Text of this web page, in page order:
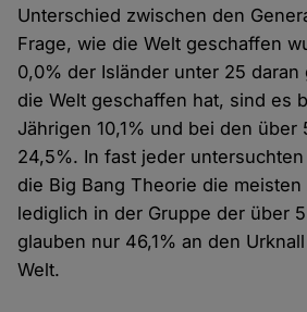
Unterschied zwischen den
Frage, wie die Welt geschaffen
0,0% der Isländer unter 25 daran
die Welt geschaffen hat, sind es
Jährigen 10,1% und bei den über
24,5%. In fast jeder
die Big Bang Theorie die meisten
lediglich in der Gruppe der über
glauben nur 46,1% an den
Welt.